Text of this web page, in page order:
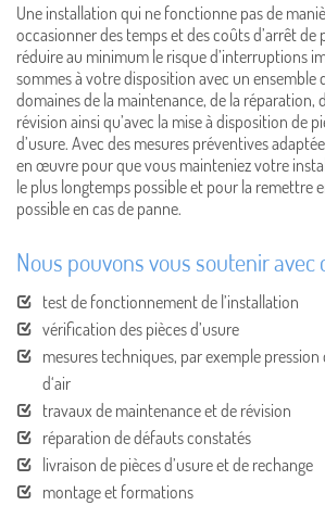
Une installation qui ne fonctionne pas de
occasionner des temps et des coûts d’arrêt
réduire au minimum le risque d’interruptions
sommes à votre disposition avec un ensemble
domaines de la maintenance, de la réparation,
révision ainsi qu’avec la mise à disposition de
d’usure. Avec des mesures préventives
en œuvre pour que vous mainteniez votre
le plus longtemps possible et pour la remettre
possible en cas de panne.
Nous pouvons vous soutenir avec
test de fonctionnement de l’installation
vérification des pièces d’usure
mesures techniques, par exemple
d‘air
travaux de maintenance et de révision
réparation de défauts constatés
livraison de pièces d’usure et de rechange
montage et formations